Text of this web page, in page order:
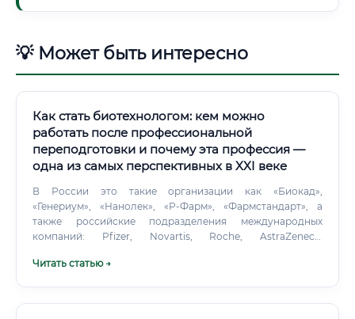
💡 Может быть интересно
Как стать биотехнологом: кем можно
работать после профессиональной
переподготовки и почему эта профессия —
одна из самых перспективных в XXI веке
В России это такие организации как «Биокад»,
«Генериум», «Нанолек», «Р-Фарм», «Фармстандарт», а
также российские подразделения международных
компаний: Pfizer, Novartis, Roche, AstraZeneca.
лабораториями и отделами разработки нуждаются в
Читать статью →